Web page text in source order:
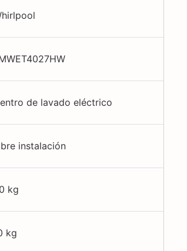
de lavado eléctrico
instalación
kg
kg